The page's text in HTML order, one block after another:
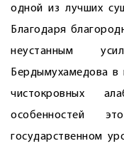
одной из лучших
Благодаря
неустанным
Бердымухамедова в
чистокровных
особенностей
государственном